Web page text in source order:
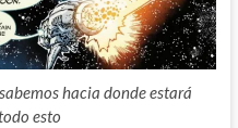
hacia donde estará
esto